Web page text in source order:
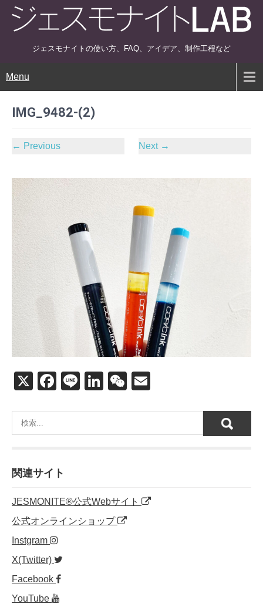
ジェスモナイトの使い方、FAQ、アイデア、制作工程など
Menu
IMG_9482-(2)
← Previous Next →
X
F
c
e
o
o
k
Li
e
Li
k
e
W
C
h
ail
関連サイト
JESMONITE®公式Webサイト
公式オンラインショップ
Instgram
X(Twitter)
Facebook
YouTube